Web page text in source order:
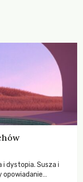
dystopia. Susza i
opowiadanie